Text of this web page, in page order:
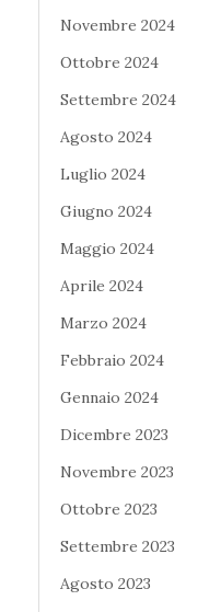
Novembre 2024
Ottobre 2024
Settembre 2024
Agosto 2024
Luglio 2024
Giugno 2024
Maggio 2024
Aprile 2024
Marzo 2024
Febbraio 2024
Gennaio 2024
Dicembre 2023
Novembre 2023
Ottobre 2023
Settembre 2023
Agosto 2023